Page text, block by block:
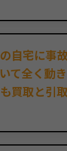
自宅に事
て全く動
買取と引